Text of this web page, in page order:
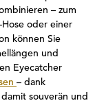
– zum
oder einer
können Sie
und
Eyecatcher
– dank
souverän und